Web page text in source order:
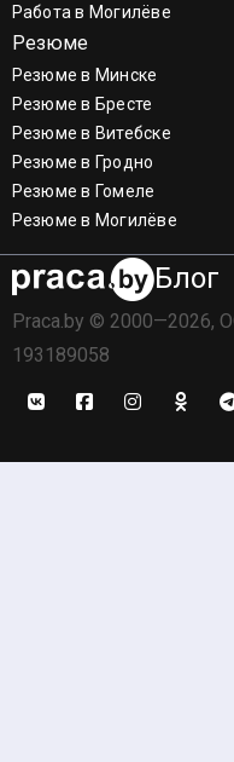
Работа в Могилёве
Резюме
Резюме в Минске
Резюме в Бресте
Резюме в Витебске
Резюме в Гродно
Резюме в Гомеле
Резюме в Могилёве
Блог
Praca.by ©
193189058